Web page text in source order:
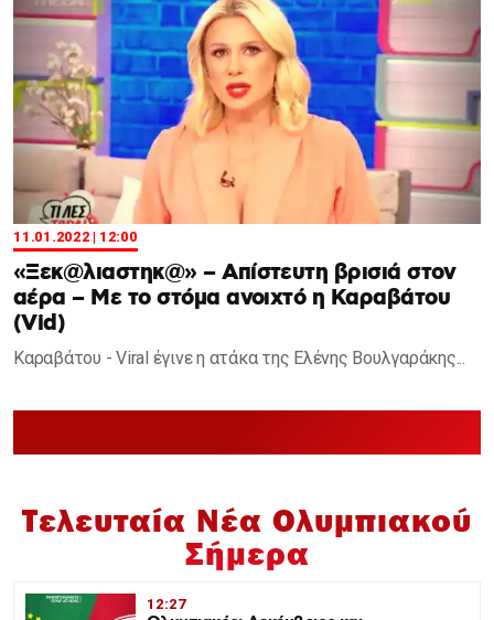
11.01.2022 | 12:00
«Ξεκ@λιαστηκ@» – Απίστευτη βρισιά στον
αέρα – Με το στόμα ανοιχτό η Καραβάτου
(Vid)
Καραβάτου - Viral έγινε η ατάκα της Ελένης Βουλγαράκης...
Τελευταία Νέα Ολυμπιακού
Σήμερα
12:27